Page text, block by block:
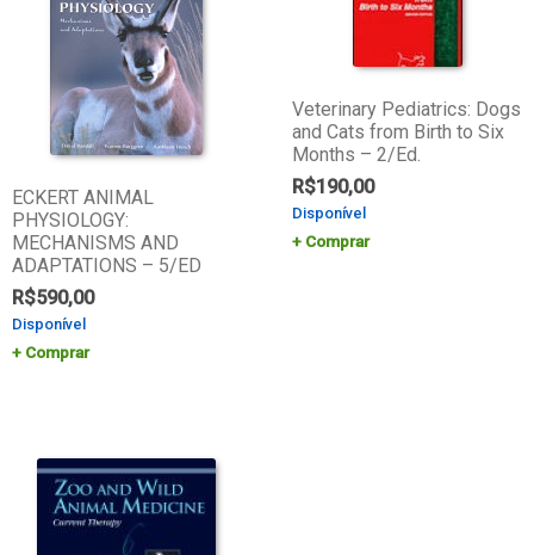
ECKERT ANIMAL
PHYSIOLOGY:
MECHANISMS AND
ADAPTATIONS – 5/ED
R$590,00
Disponível
Comprar
Veterinary Pediatrics: Dogs
and Cats from Birth to Six
Months – 2/Ed.
R$190,00
Disponível
Comprar